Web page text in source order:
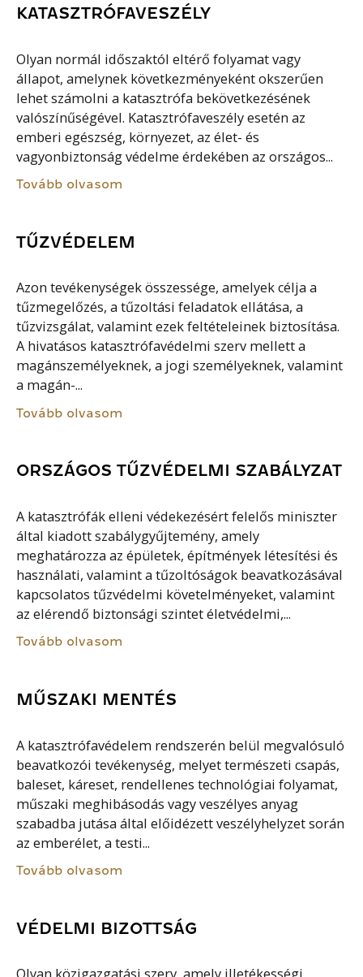
KATASZTRÓFAVESZÉLY
Olyan normál időszaktól eltérő folyamat vagy
állapot, amelynek következményeként okszerűen
lehet számolni a katasztrófa bekövetkezésének
valószínűségével. Katasztrófaveszély esetén az
emberi egészség, környezet, az élet- és
vagyonbiztonság védelme érdekében az országos...
Tovább olvasom
TŰZVÉDELEM
Azon tevékenységek összessége, amelyek célja a
tűzmegelőzés, a tűzoltási feladatok ellátása, a
tűzvizsgálat, valamint ezek feltételeinek biztosítása.
A hivatásos katasztrófavédelmi szerv mellett a
magánszemélyeknek, a jogi személyeknek, valamint
a magán-...
Tovább olvasom
ORSZÁGOS TŰZVÉDELMI SZABÁLYZAT
A katasztrófák elleni védekezésért felelős miniszter
által kiadott szabálygyűjtemény, amely
meghatározza az épületek, építmények létesítési és
használati, valamint a tűzoltóságok beavatkozásával
kapcsolatos tűzvédelmi követelményeket, valamint
az elérendő biztonsági szintet életvédelmi,...
Tovább olvasom
MŰSZAKI MENTÉS
A katasztrófavédelem rendszerén belül megvalósuló
beavatkozói tevékenység, melyet természeti csapás,
baleset, káreset, rendellenes technológiai folyamat,
műszaki meghibásodás vagy veszélyes anyag
szabadba jutása által előidézett veszélyhelyzet során
az emberélet, a testi...
Tovább olvasom
VÉDELMI BIZOTTSÁG